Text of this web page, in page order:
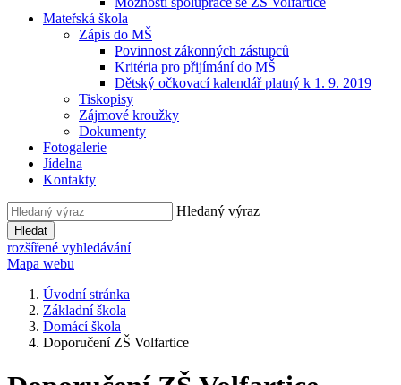
Mateřská škola
Zápis do MŠ
Povinnost zákonných zástupců
Kritéria pro přijímání do MŠ
Dětský očkovací kalendář platný k 1. 9. 2019
Tiskopisy
Zájmové kroužky
Dokumenty
Fotogalerie
Jídelna
Kontakty
Hledaný výraz
Hledat
rozšířené vyhledávání
Mapa webu
Úvodní stránka
Základní škola
Domácí škola
Doporučení ZŠ Volfartice